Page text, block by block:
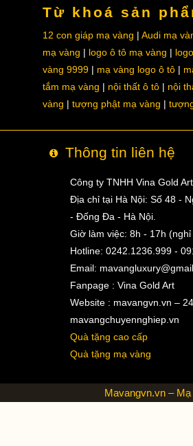
Từ khoá sản
12 con giáp mạ vàng Audi mạ
mạ vàng
logo ô tô mạ vàng
vàng 9999
mạ vàng logo ô tô
tắm mạ vàng
nội thất ô tô nội
vàng
tượng phật mạ vàng
Thông tin liên hệ
Công ty TNHH Vina Gold Art
Địa chỉ tại Hà Nội: Số 48 -
- Đống Đa - Hà Nội.
Giờ làm việc: 8h - 17h (nghỉ
Hotline: 0242.1236.999 -
Email:
Fanpage : Vina Gold Art
Website : mavangvn.vn –
mavangchuyennghiep.vn
Quà tặng cao cấp
Quà tặng mạ vàng
Mavangvn.vn –